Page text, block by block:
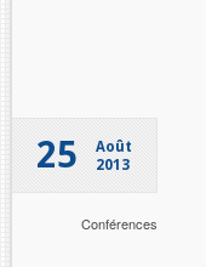
25
Août
2013
Conférences